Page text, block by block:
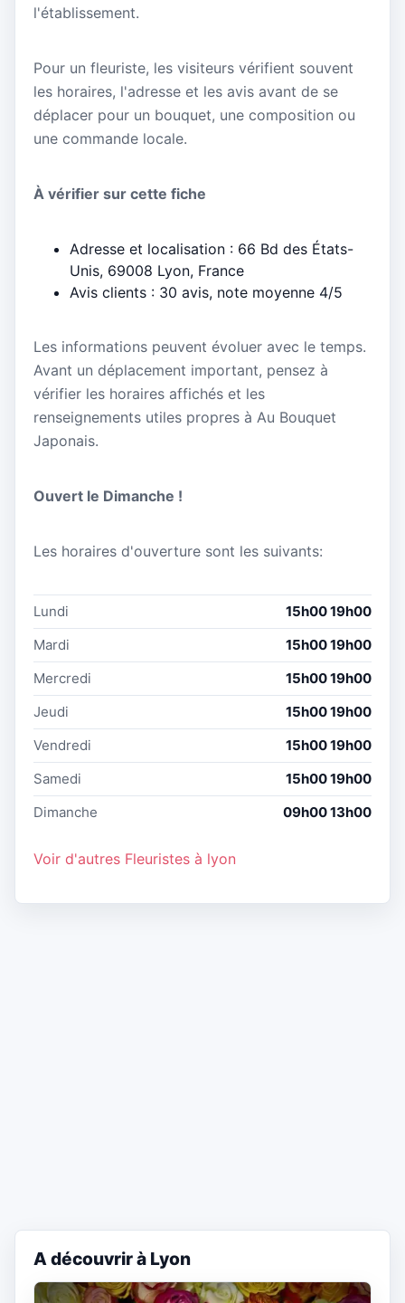
l'établissement.
Pour un fleuriste, les visiteurs vérifient souvent
les horaires, l'adresse et les avis avant de se
déplacer pour un bouquet, une composition ou
une commande locale.
À vérifier sur cette fiche
Adresse et localisation : 66 Bd des États-
Unis, 69008 Lyon, France
Avis clients : 30 avis, note moyenne 4/5
Les informations peuvent évoluer avec le temps.
Avant un déplacement important, pensez à
vérifier les horaires affichés et les
renseignements utiles propres à Au Bouquet
Japonais.
Ouvert le Dimanche !
Les horaires d'ouverture sont les suivants:
Lundi
15h00 19h00
Mardi
15h00 19h00
Mercredi
15h00 19h00
Jeudi
15h00 19h00
Vendredi
15h00 19h00
Samedi
15h00 19h00
Dimanche
09h00 13h00
Voir d'autres Fleuristes à lyon
A découvrir à Lyon